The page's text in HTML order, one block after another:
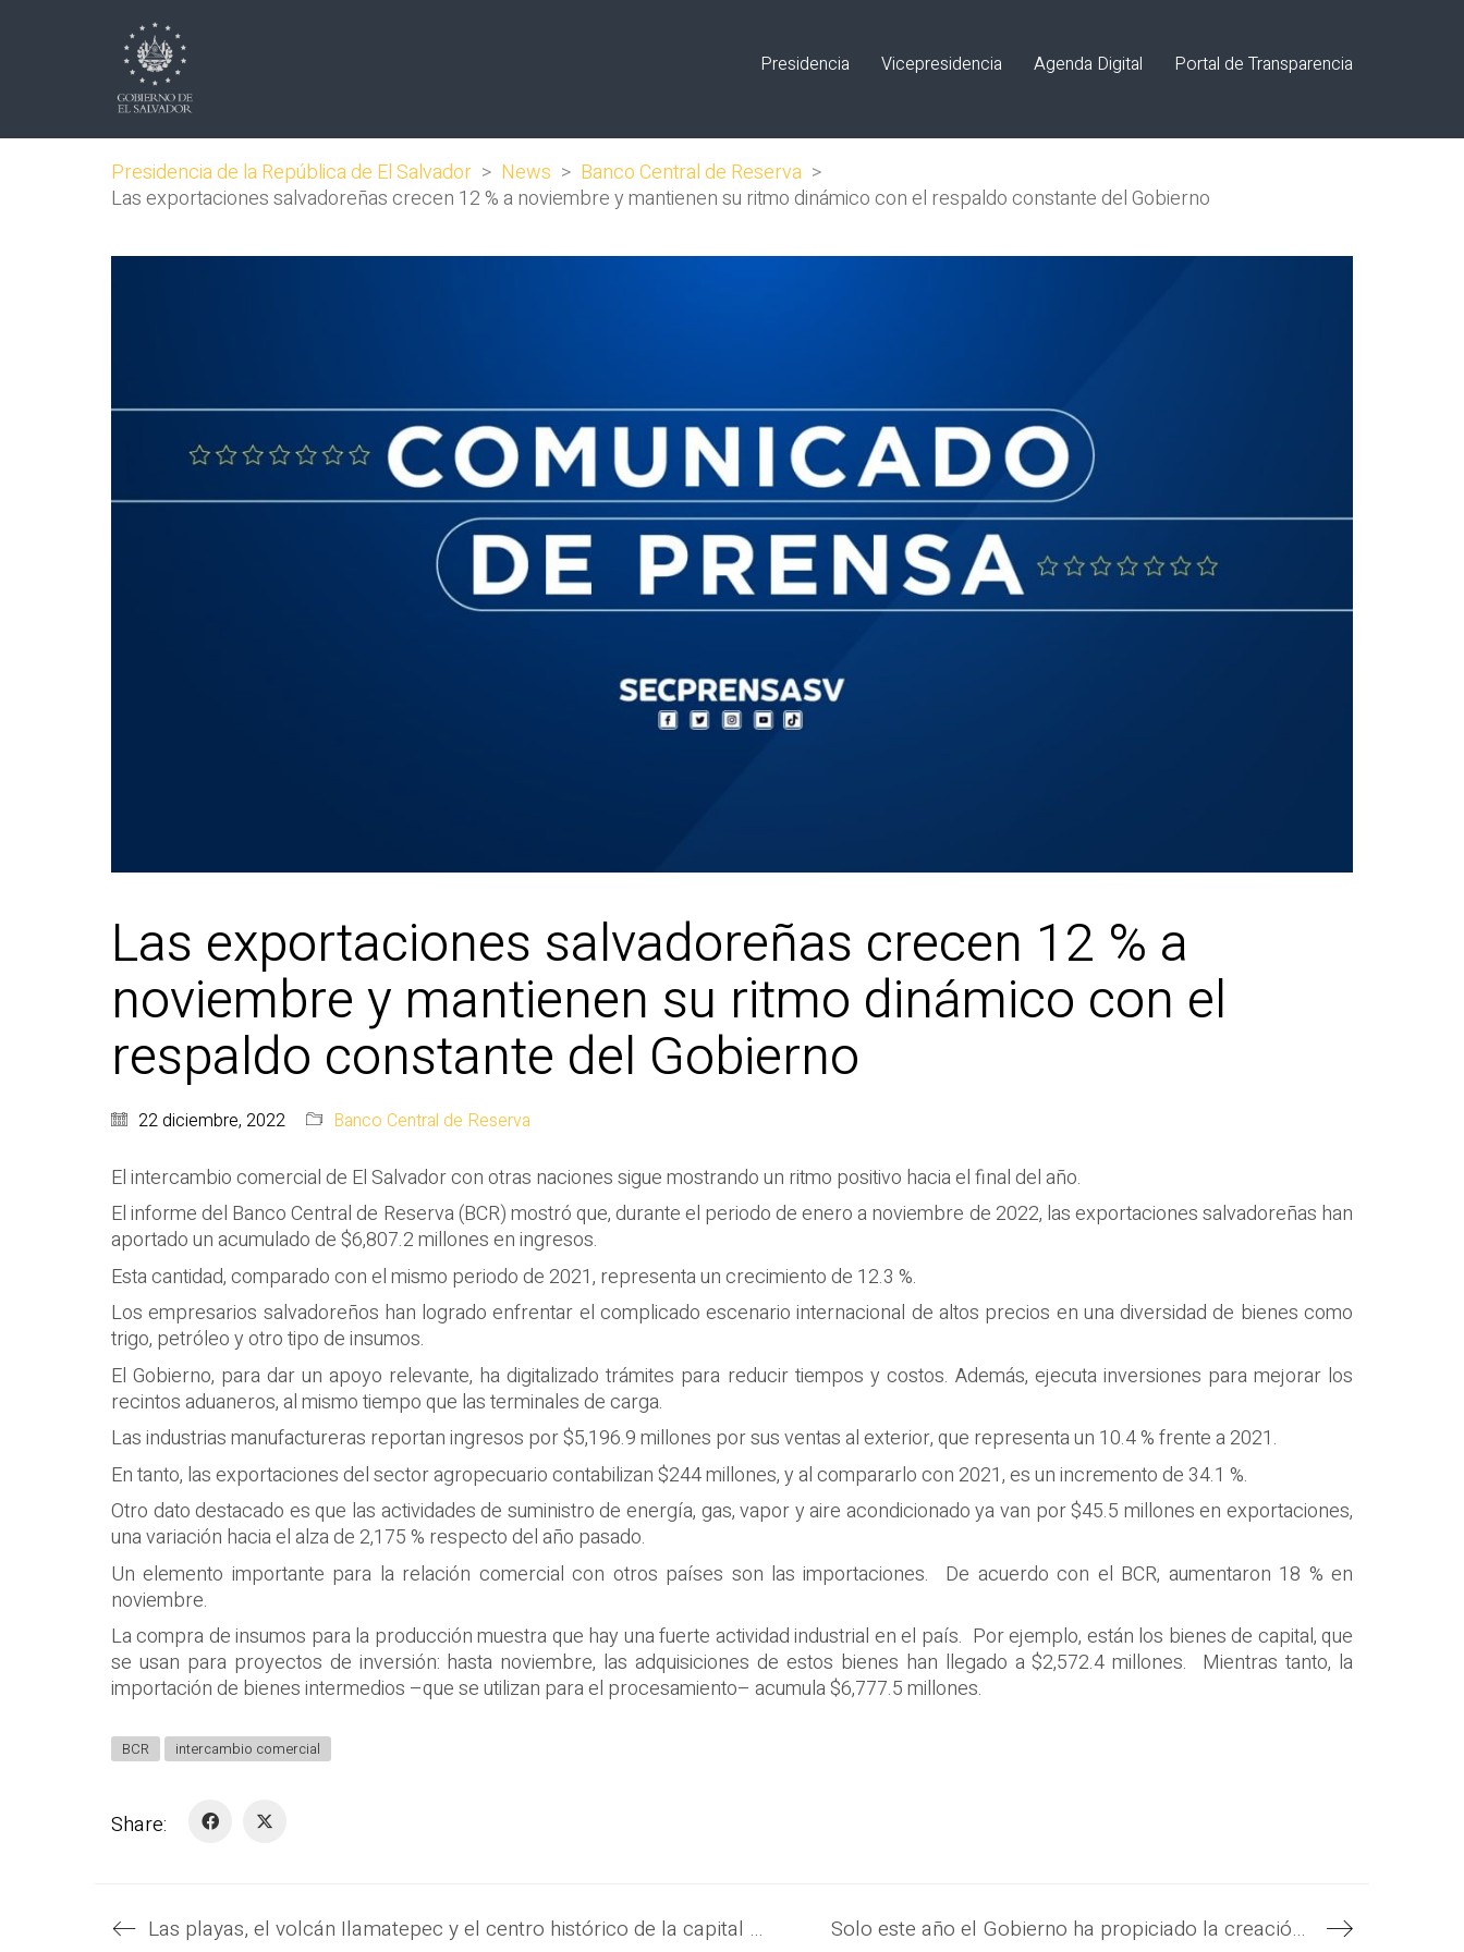
Presidencia Vicepresidencia Agenda Digital Portal de Transparencia
Presidencia de la República de El Salvador > News > Banco Central de Reserva >
Las exportaciones salvadoreñas crecen 12 % a noviembre y mantienen su ritmo dinámico con el respaldo constante del Gobierno
Las exportaciones salvadoreñas crecen 12 % a
noviembre y mantienen su ritmo dinámico con el
respaldo constante del Gobierno
22 diciembre, 2022 Banco Central de Reserva
El intercambio comercial de El Salvador con otras naciones sigue mostrando un ritmo positivo hacia el final del año.
El informe del Banco Central de Reserva (BCR) mostró que, durante el periodo de enero a noviembre de 2022, las exportaciones salvadoreñas han
aportado un acumulado de $6,807.2 millones en ingresos.
Esta cantidad, comparado con el mismo periodo de 2021, representa un crecimiento de 12.3 %.
Los empresarios salvadoreños han logrado enfrentar el complicado escenario internacional de altos precios en una diversidad de bienes como
trigo, petróleo y otro tipo de insumos.
El Gobierno, para dar un apoyo relevante, ha digitalizado trámites para reducir tiempos y costos. Además, ejecuta inversiones para mejorar los
recintos aduaneros, al mismo tiempo que las terminales de carga.
Las industrias manufactureras reportan ingresos por $5,196.9 millones por sus ventas al exterior, que representa un 10.4 % frente a 2021.
En tanto, las exportaciones del sector agropecuario contabilizan $244 millones, y al compararlo con 2021, es un incremento de 34.1 %.
Otro dato destacado es que las actividades de suministro de energía, gas, vapor y aire acondicionado ya van por $45.5 millones en exportaciones,
una variación hacia el alza de 2,175 % respecto del año pasado.
Un elemento importante para la relación comercial con otros países son las importaciones. De acuerdo con el BCR, aumentaron 18 % en
noviembre.
La compra de insumos para la producción muestra que hay una fuerte actividad industrial en el país. Por ejemplo, están los bienes de capital, que
se usan para proyectos de inversión: hasta noviembre, las adquisiciones de estos bienes han llegado a $2,572.4 millones. Mientras tanto, la
importación de bienes intermedios –que se utilizan para el procesamiento– acumula $6,777.5 millones.
BCR intercambio comercial
Share:
Las playas, el volcán Ilamatepec y el centro histórico de la capital son los destinos más visitados por los turistas Solo este año el Gobierno ha propiciado la creación de 97,500 nuevos empleos formales